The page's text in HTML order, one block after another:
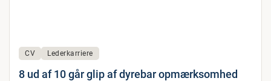
CV Lederkarriere
8 ud af 10 går glip af dyrebar opmærksomhed